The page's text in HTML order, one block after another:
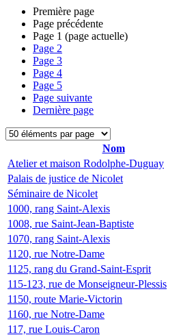
Première page
Page précédente
Page 1 (page actuelle)
Page 2
Page 3
Page 4
Page 5
Page suivante
Dernière page
Nom
Atelier et maison Rodolphe-Duguay
Palais de justice de Nicolet
Séminaire de Nicolet
1000, rang Saint-Alexis
1008, rue Saint-Jean-Baptiste
1070, rang Saint-Alexis
1120, rue Notre-Dame
1125, rang du Grand-Saint-Esprit
115-123, rue de Monseigneur-Plessis
1150, route Marie-Victorin
1160, rue Notre-Dame
117, rue Louis-Caron